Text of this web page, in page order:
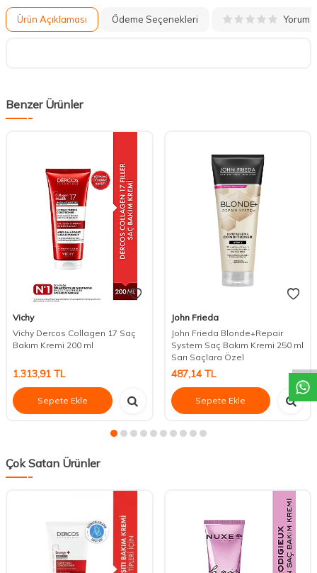
DESTEK
Ürün Açıklaması Ödeme Seçenekleri Yorum
Benzer Ürünler
Vichy
Vichy Dercos Collagen 17 Saç
Bakım Kremi 200 ml
1.313,91 TL
Sepete Ekle
John Frieda
John Frieda Blonde+Repair
System Saç Bakım Kremi 250 ml
Sarı Saçlara Özel
487,14TL
Sepete Ekle
Çok Satan Ürünler